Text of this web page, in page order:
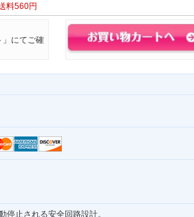
料560円
」にてご確
停止される安全回路設計。